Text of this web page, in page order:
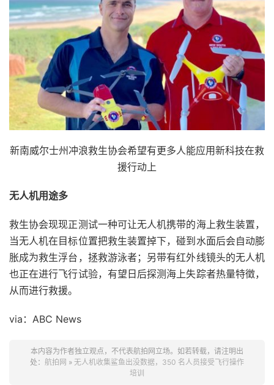
新南威尔士州冲浪救生协会希望有更多人能应用新科技在救
援行动上
无人机用途多
救生协会现现正测试一种可让无人机携带的海上救生装置，
当无人机在目标位置把救生装置掉下，碰到水面后会自动膨
胀成为救生浮台，拯救游泳者；另带有红外线镜头的无人机
也正在进行飞行试验，有望日后探测海上失踪者热量特徵，
从而进行救援。
via：ABC News
本内容为作者独立观点，不代表航拍网立场。如若转载，请注明出
处： 航拍网 » 无人机收集鲨鱼出没数据，350 名人员接受飞行操作
培训